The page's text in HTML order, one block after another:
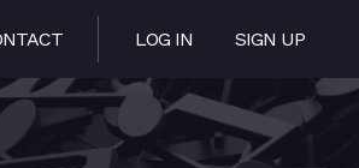
LOG IN SIGN UP